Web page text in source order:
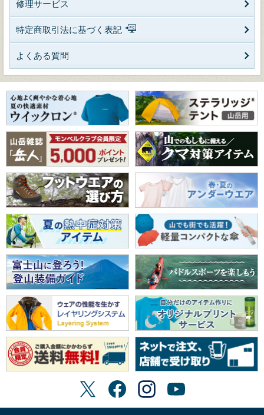
修理サービス
特定商取引法に基づく表記
よくある質問